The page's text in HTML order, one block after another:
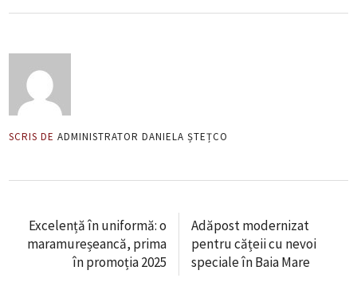
SCRIS DE ADMINISTRATOR DANIELA ȘTEȚCO
Excelență în uniformă: o
maramureșeancă, prima
în promoția 2025
Adăpost modernizat
pentru cățeii cu nevoi
speciale în Baia Mare